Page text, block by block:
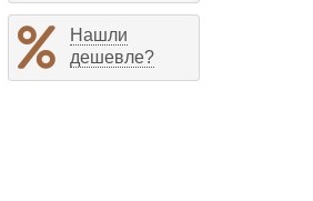
Нашли
дешевле?